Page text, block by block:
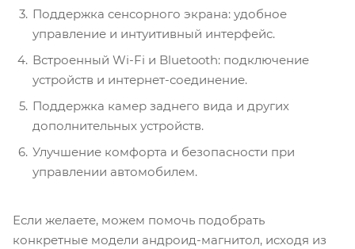
Поддержка сенсорного экрана: удобное
управление и интуитивный интерфейс.
Встроенный Wi-Fi и Bluetooth: подключение
устройств и интернет-соединение.
Поддержка камер заднего вида и других
дополнительных устройств.
Улучшение комфорта и безопасности при
управлении автомобилем.
Если желаете, можем помочь подобрать
конкретные модели андроид-магнитол, исходя из